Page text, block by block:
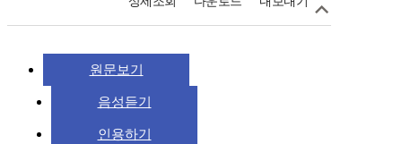
원문보기
음성듣기
인용하기